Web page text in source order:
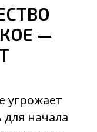
—
угрожает
начала